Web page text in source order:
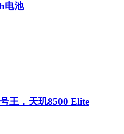
电池
王，天玑8500 Elite